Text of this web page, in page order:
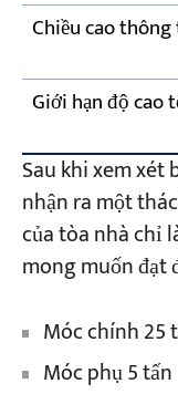
Chiều cao
Giới hạn độ cao
Sau khi xem xét
nhận ra một
của tòa nhà chỉ
mong muốn đạt
Móc chính 25
Móc phụ 5 tấn